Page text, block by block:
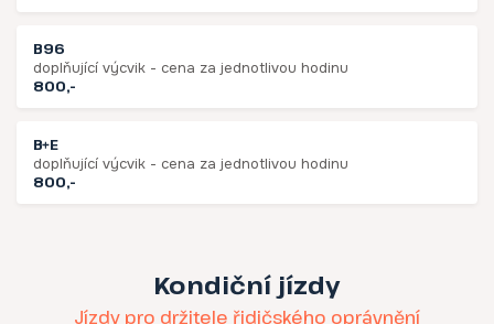
B96
doplňující výcvik - cena za jednotlivou hodinu
800,-
B+E
doplňující výcvik - cena za jednotlivou hodinu
800,-
Kondiční jízdy
Jízdy pro držitele řidičského oprávnění